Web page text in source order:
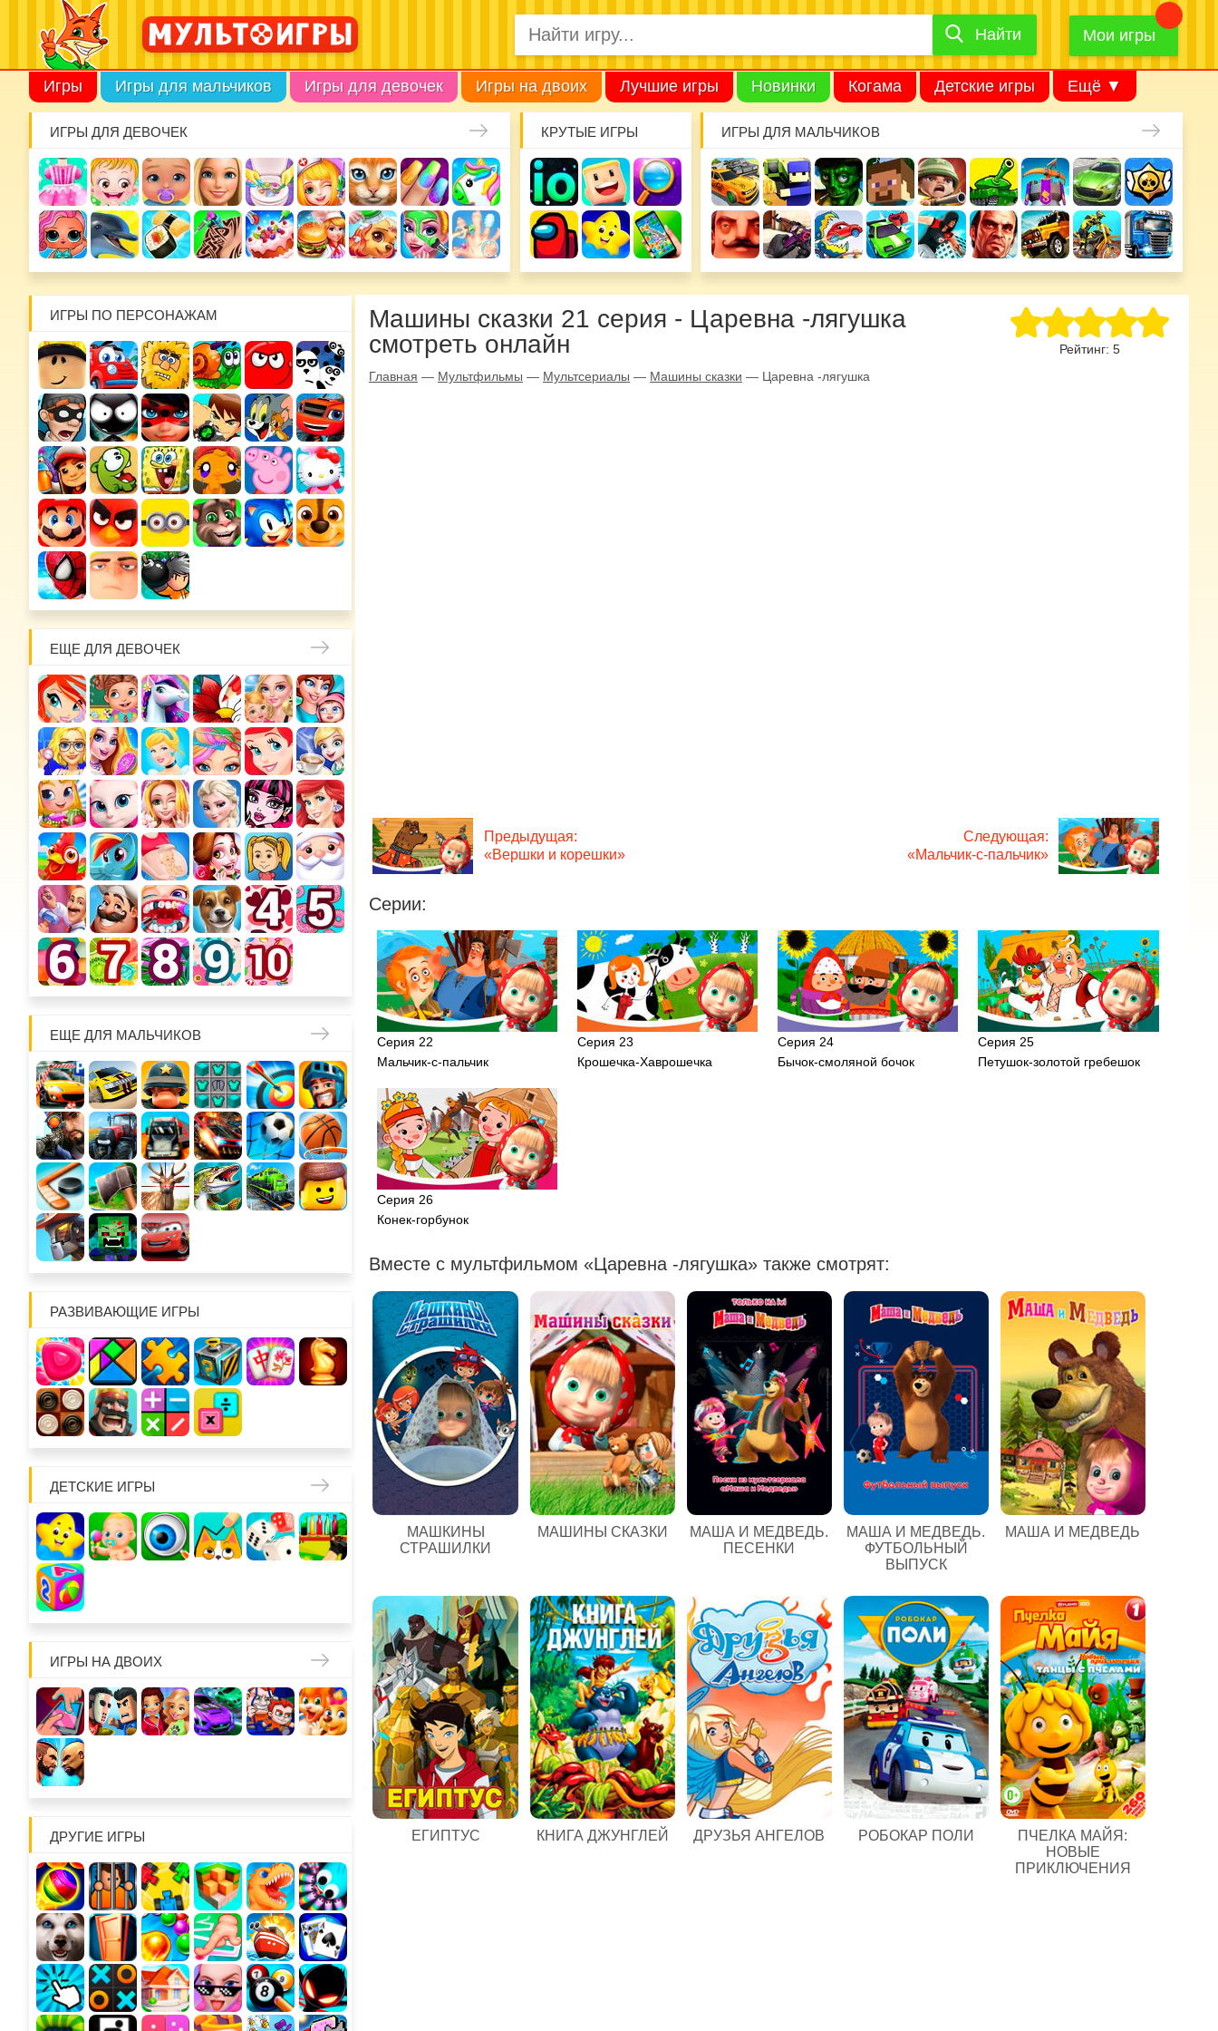
Найти
Найти Мои игры
Игры Игры для мальчиков Игры для девочек Игры на двоих Лучшие игры Новинки Когама Детские игры Ещё ▼
ИГРЫ ДЛЯ ДЕВОЧЕК КРУТЫЕ ИГРЫ ИГРЫ ДЛЯ МАЛЬЧИКОВ
ИГРЫ ПО ПЕРСОНАЖАМ
ЕЩЕ ДЛЯ ДЕВОЧЕК
ЕЩЕ ДЛЯ МАЛЬЧИКОВ
РАЗВИВАЮЩИЕ ИГРЫ
ДЕТСКИЕ ИГРЫ
ИГРЫ НА ДВОИХ
ДРУГИЕ ИГРЫ
Рейтинг: 5
Машины сказки 21 серия - Царевна -лягушка
смотреть онлайн
Главная — Мультфильмы — Мультсериалы — Машины сказки — Царевна -лягушка
Предыдущая:
«Вершки и корешки»
Следующая:
«Мальчик-с-пальчик»
Серии:
Серия 22
Мальчик-с-пальчик
Серия 23
Крошечка-Хаврошечка
Серия 24
Бычок-смоляной бочок
Серия 25
Петушок-золотой гребешок
Серия 26
Конек-горбунок
Вместе с мультфильмом «Царевна -лягушка» также смотрят:
МАШКИНЫ
СТРАШИЛКИ
МАШИНЫ СКАЗКИ
МАША И МЕДВЕДЬ.
ПЕСЕНКИ
МАША И МЕДВЕДЬ.
ФУТБОЛЬНЫЙ
ВЫПУСК
МАША И МЕДВЕДЬ
ЕГИПТУС КНИГА ДЖУНГЛЕЙ ДРУЗЬЯ АНГЕЛОВ РОБОКАР ПОЛИ
ПЧЕЛКА МАЙЯ:
НОВЫЕ
ПРИКЛЮЧЕНИЯ